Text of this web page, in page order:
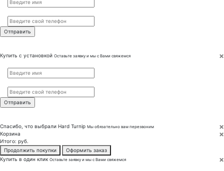
×
Купить с установкой Оставьте заявку и мы с Вами свяжемся
×
Спасибо, что выбрали Hard Turnip Мы обязательно вам перезвоним
×
Корзина
Итого: руб.
Продолжить покупки
Оформить заказ
×
Купить в один клик Оставьте заявку и мы с Вами свяжемся